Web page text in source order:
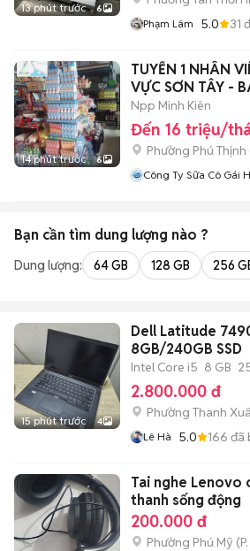
13 phút trước 6
Phạm Lâm 5.0 31
14 phút trước 6
TUYỂN 1 NHÂN
VỰC SƠN TÂY -
Npp Minh Kiên
Đến 16 triệu/
Phường Phú Thịnh
Công Ty Sữa Cô Gái
Bạn cần tìm dung lượng nào ?
Dung lượng: 64 GB 128 GB 256
15 phút trước 4
Dell Latitude
8GB/240GB SSD
Intel Core i5 8 GB
2.800.000 đ
Phường Thanh
Lê Hà 5.0 166 đã
Tai nghe Lenovo
thanh sống động
200.000 đ
Phường Phú Mỹ (